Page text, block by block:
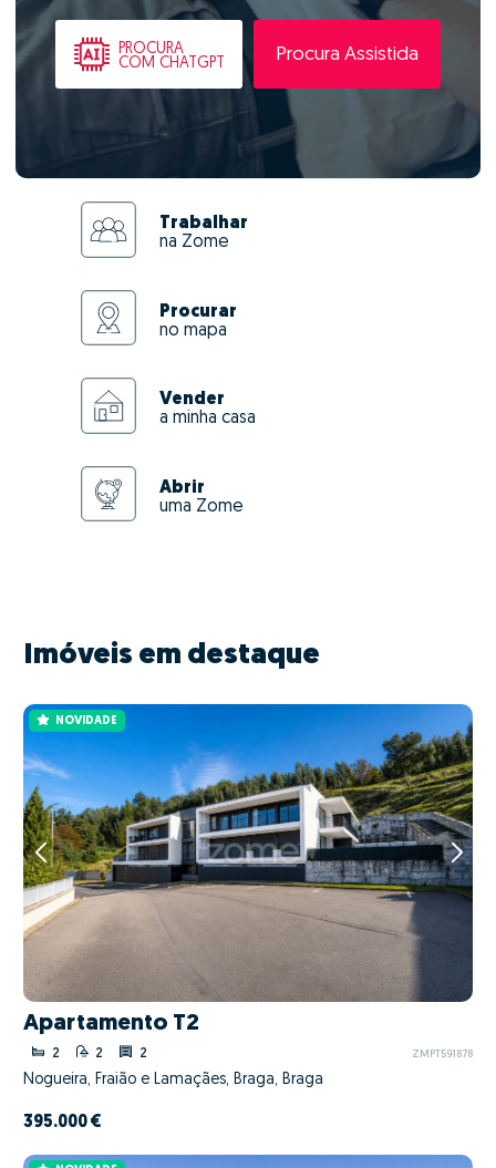
PROCURA
COM CHATGPT
Procura Assistida
Trabalhar
na Zome
Procurar
no mapa
Vender
a minha casa
Abrir
uma Zome
Imóveis em destaque
NOVIDADE
Apartamento T2
2 2 2 ZMPT591878
Nogueira, Fraião e Lamaçães, Braga, Braga
395.000 €